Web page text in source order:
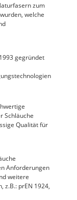
zum
welche
gegründet
Schläuche
Qualität für
Anforderungen
weitere
z.B.: prEN 1924,